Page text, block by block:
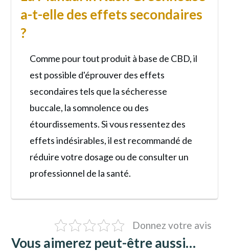
a-t-elle des effets secondaires
?
Comme pour tout produit à base de CBD, il
est possible d'éprouver des effets
secondaires tels que la sécheresse
buccale, la somnolence ou des
étourdissements. Si vous ressentez des
effets indésirables, il est recommandé de
réduire votre dosage ou de consulter un
professionnel de la santé.
Donnez votre avis
Vous aimerez peut-être aussi…